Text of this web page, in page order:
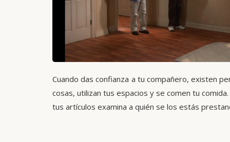
Cuando das confianza a tu compañero, existen
cosas, utilizan tus espacios y se comen tu
tus artículos examina a quién se los estás